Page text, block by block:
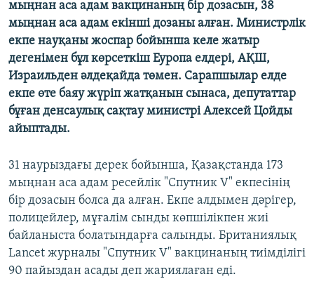
мыңнан аса адам вакцинаның бір дозасын, 38
мыңнан аса адам екінші дозаны алған. Министрлік
екпе науқаны жоспар бойынша келе жатыр
дегенімен бұл көрсеткіш Еуропа елдері, АҚШ,
Израильден әлдеқайда төмен. Сарапшылар елде
екпе өте баяу жүріп жатқанын сынаса, депутаттар
бұған денсаулық сақтау министрі Алексей Цойды
айыптады.
31 наурыздағы дерек бойынша, Қазақстанда 173
мыңнан аса адам ресейлік "Спутник V" екпесінің
бір дозасын болса да алған. Екпе алдымен дәрігер,
полицейлер, мұғалім сынды көпшілікпен жиі
байланыста болатындарға салынды. Британиялық
Lancet журналы "Спутник V" вакцинаның тиімділігі
90 пайыздан асады деп жариялаған еді.